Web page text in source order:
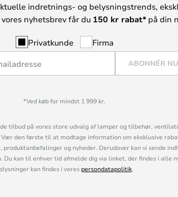
indretnings- og belysningstrends,
nyhetsbrev får du 150 kr rabat*på din
Privatkunde Firma
ABONNÉR NU
*Ved køb for mindst 1 999 kr.
tilbud på vores store udvalg af lamper og tilbehør,
den første til at modtage information om eksklusive
og nyheder. Derudover kan vi sende
kan til enhver tid afmelde dig via linket, der findes i alle
kan findes i vores persondatapolitik.